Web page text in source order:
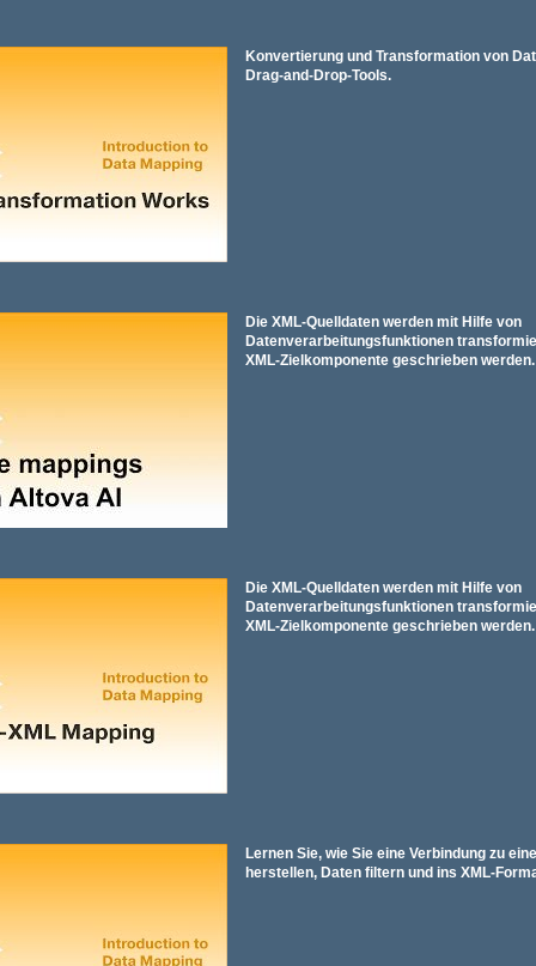
Konvertierung und Transformation von
Drag-and-Drop-Tools.
Die XML-Quelldaten werden mit Hilfe von
Datenverarbeitungsfunktionen
XML-Zielkomponente geschrieben werden.
Die XML-Quelldaten werden mit Hilfe von
Datenverarbeitungsfunktionen
XML-Zielkomponente geschrieben werden.
Lernen Sie, wie Sie eine Verbindung zu
herstellen, Daten filtern und ins XML-